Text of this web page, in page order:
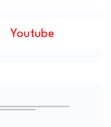
Youtube